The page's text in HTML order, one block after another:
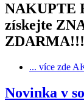
NAKUPTE
získejte
ZDARMA!!!
... více zde
Novinka v